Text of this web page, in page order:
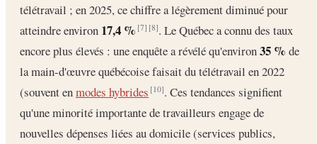
télétravail ; en 2025, ce chiffre a légèrement diminué pour
atteindre environ 17,4 % [7] [8]. Le Québec a connu des taux
encore plus élevés : une enquête a révélé qu'environ35 % de
la main-d'œuvre québécoise faisait du télétravail en 2022
(souvent enmodes hybrides [10]. Ces tendances signifient
qu'une minorité importante de travailleurs engage de
nouvelles dépenses liées au domicile (services publics,